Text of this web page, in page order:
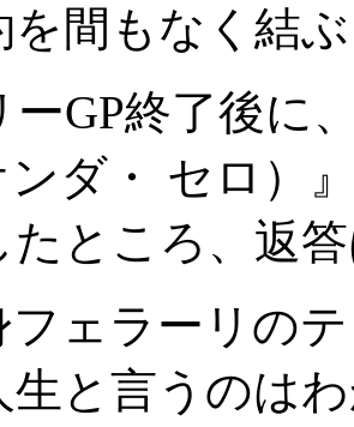
を間もなく結
GP終了後に
ンダ・ セロ）
たところ、返
フェラーリの
生と言うのは